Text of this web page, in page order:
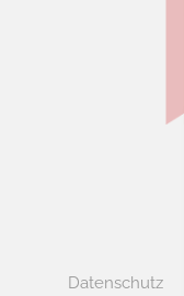
Datenschutz